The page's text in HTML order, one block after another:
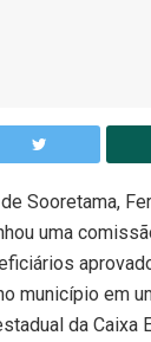
Sooretama,
uma
município em
da Caixa